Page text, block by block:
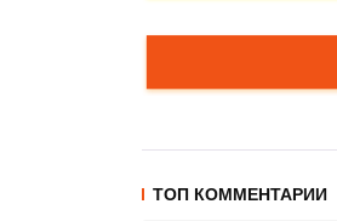
ТОП КОММЕНТАРИИ